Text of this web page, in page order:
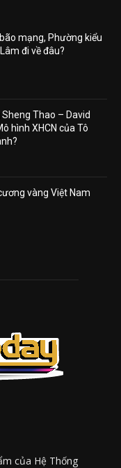
mạng, Phường kiểu
đi về đâu?
Thao – David
hình XHCN của Tô
vàng Việt Nam
của Hệ Thống